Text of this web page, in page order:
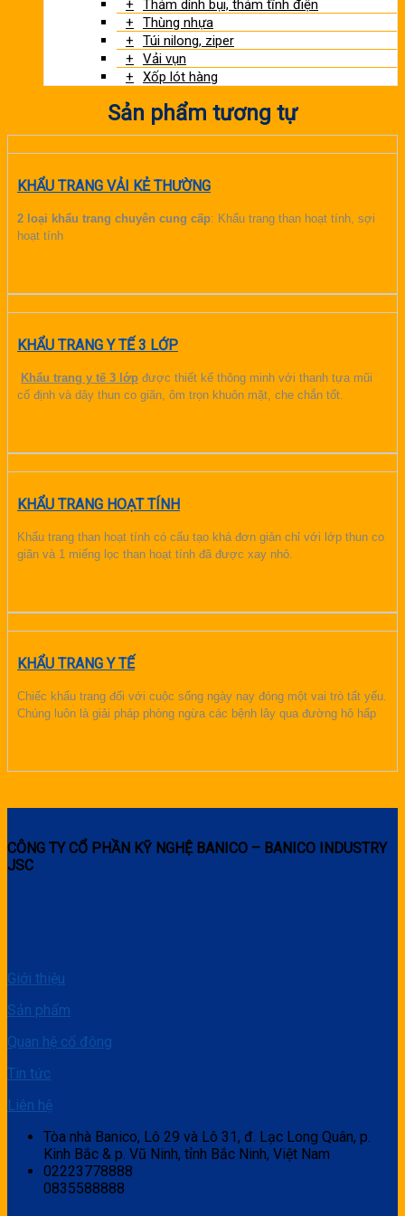
Thảm dính bụi, thảm tĩnh điện
Thùng nhựa
Túi nilong, ziper
Vải vụn
Xốp lót hàng
Sản phẩm tương tự
KHẨU TRANG VẢI KẺ THƯỜNG
2 loại khẩu trang chuyên cung cấp: Khẩu trang than hoạt tính, sợi
hoạt tính
KHẨU TRANG Y TẾ 3 LỚP
Khẩu trang y tế 3 lớp được thiết kế thông minh với thanh tựa mũi
cố định và dây thun co giãn, ôm trọn khuôn mặt, che chắn tốt.
KHẨU TRANG HOẠT TÍNH
Khẩu trang than hoạt tính có cấu tạo khá đơn giản chỉ với lớp thun co
giãn và 1 miếng lọc than hoạt tính đã được xay nhỏ.
KHẨU TRANG Y TẾ
Chiếc khẩu trang đối với cuộc sống ngày nay đóng một vai trò tất yếu.
Chúng luôn là giải pháp phòng ngừa các bệnh lây qua đường hô hấp
CÔNG TY CỔ PHẦN KỸ NGHỆ BANICO – BANICO INDUSTRY
JSC
Giới thiệu
Sản phẩm
Quan hệ cổ đông
Tin tức
Liên hệ
Tòa nhà Banico, Lô 29 và Lô 31, đ. Lạc Long Quân, p.
Kinh Bắc & p. Vũ Ninh, tỉnh Bắc Ninh, Việt Nam
02223778888
0835588888